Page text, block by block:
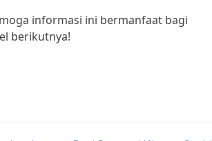
informasi ini bermanfaat bagi
berikutnya!